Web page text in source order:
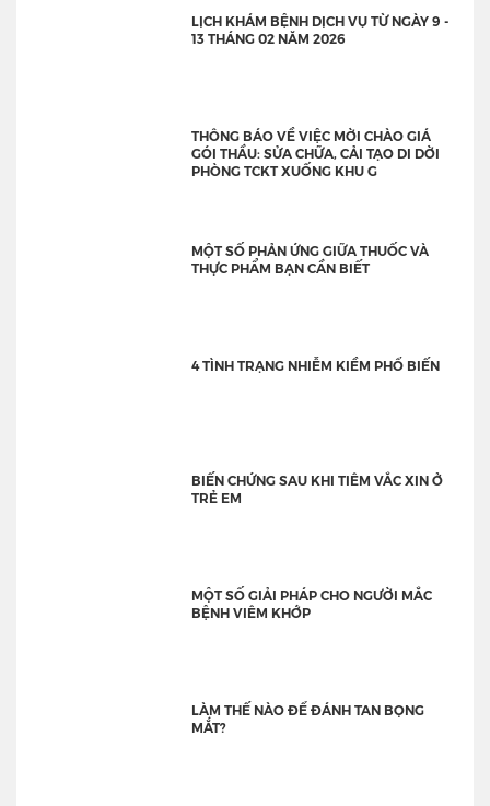
LỊCH KHÁM BỆNH DỊCH VỤ TỪ NGÀY 9 -
13 THÁNG 02 NĂM 2026
THÔNG BÁO VỀ VIỆC MỜI CHÀO GIÁ
GÓI THẦU: SỬA CHỮA, CẢI TẠO DI DỜI
PHÒNG TCKT XUỐNG KHU G
MỘT SỐ PHẢN ỨNG GIỮA THUỐC VÀ
THỰC PHẨM BẠN CẦN BIẾT
4 TÌNH TRẠNG NHIỄM KIỀM PHỔ BIẾN
BIẾN CHỨNG SAU KHI TIÊM VẮC XIN Ở
TRẺ EM
MỘT SỐ GIẢI PHÁP CHO NGƯỜI MẮC
BỆNH VIÊM KHỚP
LÀM THẾ NÀO ĐỂ ĐÁNH TAN BỌNG
MẮT?